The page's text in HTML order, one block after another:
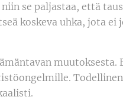
niin se paljastaa, että
koskeva uhka, jota
muutoksesta.